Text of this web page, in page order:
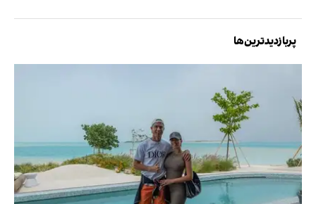
پربازدیدترین‌ها